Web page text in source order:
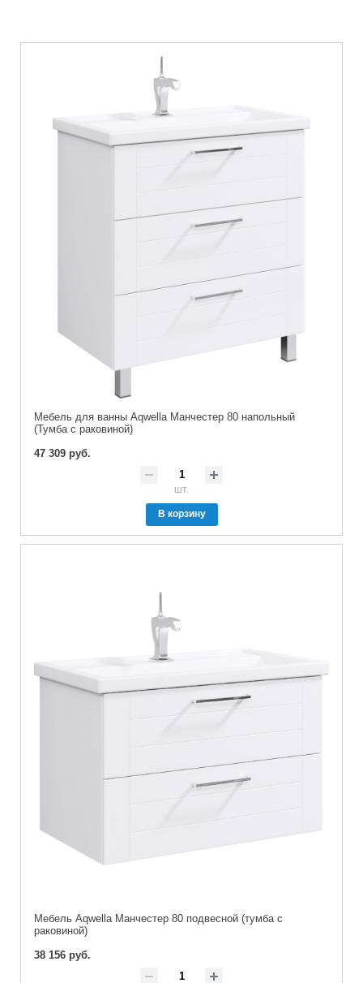
Мебель для ванны Aqwella Манчестер 80 напольный
(Тумба с раковиной)
47 309 руб.
шт.
В корзину
Мебель Aqwella Манчестер 80 подвесной (тумба с
раковиной)
38 156 руб.